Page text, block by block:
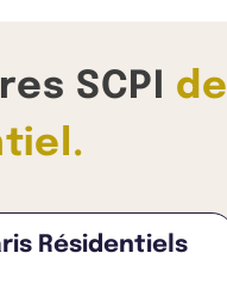
SCPI de
Résidentiels